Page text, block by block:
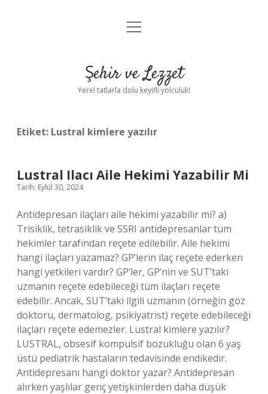
Anasayfa
Yasal Uyarı
menüyü
Şehir ve Lezzet
Yerel tatlarla dolu keyifli yolculuk!
Etiket: Lustral kimlere yazılır
Lustral Ilacı Aile Hekimi Yazabilir Mi
Tarih: Eylül 30, 2024
Antidepresan ilaçları aile hekimi yazabilir mi? a)
Trisiklik, tetrasiklik ve SSRI antidepresanlar tüm
hekimler tarafından reçete edilebilir. Aile hekimi
hangi ilaçları yazamaz? GP’lerin ilaç reçete ederken
hangi yetkileri vardır? GP’ler, GP’nin ve SUT’taki
uzmanın reçete edebileceği tüm ilaçları reçete
edebilir. Ancak, SUT’taki ilgili uzmanın (örneğin göz
doktoru, dermatolog, psikiyatrist) reçete edebileceği
ilaçları reçete edemezler. Lustral kimlere yazılır?
LUSTRAL, obsesif kompulsif bozukluğu olan 6 yaş
üstü pediatrik hastaların tedavisinde endikedir.
Antidepresanı hangi doktor yazar? Antidepresan
alırken yaşlılar genç yetişkinlerden daha düşük